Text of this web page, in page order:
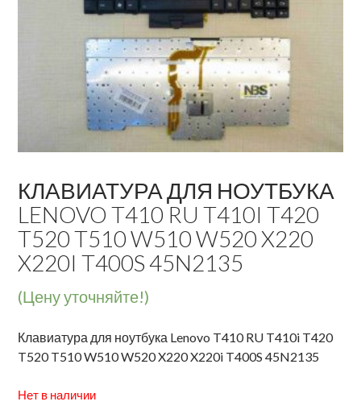
КЛАВИАТУРА ДЛЯ НОУТБУКА
LENOVO T410 RU T410I T420
T520 T510 W510 W520 X220
X220I T400S 45N2135
(Цену уточняйте!)
Клавиатура для ноутбука Lenovo T410 RU T410i T420
T520 T510 W510 W520 X220 X220i T400S 45N2135
Нет в наличии